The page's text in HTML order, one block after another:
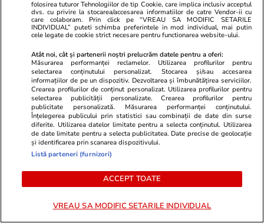
Vacanțe și Cultură 09:37
Cinci companii aeriene din grupul
Lufthansa nu vor mai lăsa
pasagerii să-și aleagă gratuit
locul în avion: „O să ne ceară bani
dacă ne gândim la scaun”
Vacanțe și
Cât a plătit
ce a avut
ultima zi de
„Am rămas
folosirea tuturor Tehnologiilor de tip Cookie, care implica inclusiv acceptul
dvs. cu privire la stocarea/accesarea informatiilor de catre Vendor-ii cu
care colaboram. Prin click pe “VREAU SA MODIFIC SETARILE
INDIVIDUAL” puteti schimba preferintele in mod individual, mai putin
cele legate de cookie strict necesare pentru functionarea website-ului.
Atât noi, cât și partenerii noștri prelucrăm datele pentru a oferi:
Măsurarea performanței reclamelor. Utilizarea profilurilor pentru
selectarea conținutului personalizat. Stocarea și/sau accesarea
informațiilor de pe un dispozitiv. Dezvoltarea și îmbunătățirea serviciilor.
Crearea profilurilor de conținut personalizat. Utilizarea profilurilor pentru
selectarea publicității personalizate. Crearea profilurilor pentru
publicitate personalizată. Măsurarea performanței conținutului.
Înțelegerea publicului prin statistici sau combinații de date din surse
diferite. Utilizarea datelor limitate pentru a selecta conținutul. Utilizarea
de date limitate pentru a selecta publicitatea. Date precise de geolocație
și identificarea prin scanarea dispozitivului.
Listă parteneri (furnizori)
ACCEPT TOATE
VREAU SA MODIFIC SETARILE INDIVIDUAL